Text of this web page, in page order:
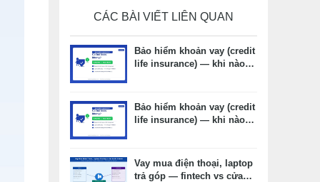
CÁC BÀI VIẾT LIÊN QUAN
Bảo hiểm khoản vay (credit
life insurance) — khi nào
Bảo hiểm khoản vay (credit
life insurance) — khi nào
Vay mua điện thoại, laptop
trả góp — fintech vs cửa